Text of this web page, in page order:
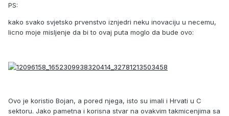
PS:
kako svako svjetsko prvenstvo iznjedri neku inovaciju u necemu,
licno moje misljenje da bi to ovaj puta moglo da bude ovo:
Ovo je koristio Bojan, a pored njega, isto su imali i Hrvati u C
sektoru. Jako pametna i korisna stvar na ovakvim takmicenjima sa